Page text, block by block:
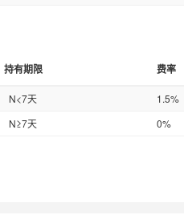
持有期限 费率
N<7天
1.5%
N≥7天
0%